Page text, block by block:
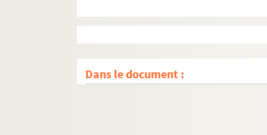
Dans le document :